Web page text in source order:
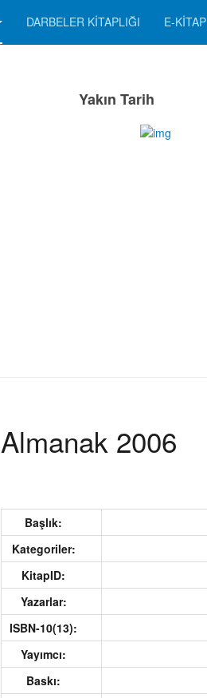
DARBELER KITAPLIĞI E-KITAP
Yakın Tarih
Almanak 2006
Başlık:
Kategoriler:
KitapID:
Yazarlar:
ISBN-10(13):
Yayımcı:
Baskı: